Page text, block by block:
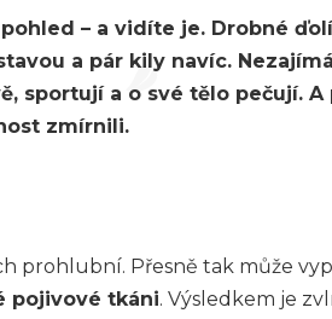
– a vidíte je. Drobné
a pár kily navíc.
sportují a o své tělo pečují. A
zmírnili.
prohlubní. Přesně tak může
pojivové tkáni. Výsledkem je